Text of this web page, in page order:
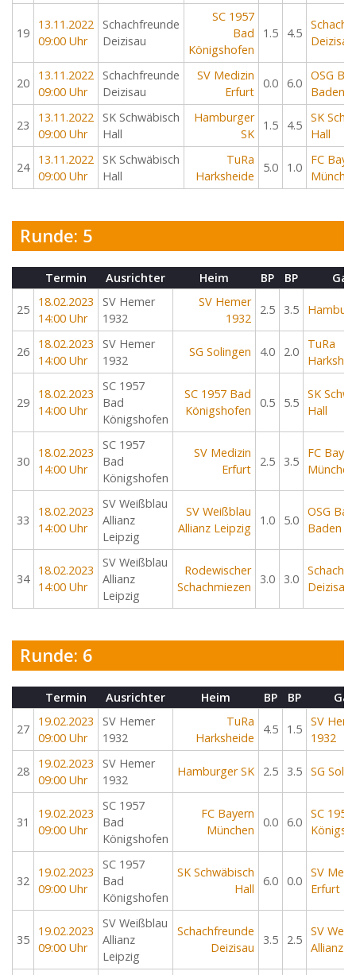
19
13.11.2022
09:00 Uhr
Schachfreunde
Deizisau
SC 1957
Bad
Königshofen
1.5 4.5
Deizisau
20
13.11.2022
09:00 Uhr
Schachfreunde
Deizisau
SV Medizin
Erfurt
0.0 6.0
OSG
Baden
23
13.11.2022
09:00 Uhr
SK Schwäbisch
Hall
Hamburger
SK
1.5 4.5
SK
Hall
24
13.11.2022
09:00 Uhr
SK Schwäbisch
Hall
TuRa
Harksheide
5.0 1.0
FC
Runde: 5
Termin Ausrichter Heim BP BP
25
18.02.2023
14:00 Uhr
SV Hemer
1932
SV Hemer
1932
2.5 3.5
26
18.02.2023
14:00 Uhr
SV Hemer
1932
SG Solingen 4.0 2.0
TuRa
29
18.02.2023
14:00 Uhr
SC 1957
Bad
Königshofen
SC 1957 Bad
Königshofen
0.5 5.5
SK
Hall
30
18.02.2023
14:00 Uhr
SC 1957
Bad
Königshofen
SV Medizin
Erfurt
2.5 3.5
FC
München
33
18.02.2023
14:00 Uhr
SV Weißblau
Allianz
Leipzig
SV Weißblau
Allianz Leipzig
1.0 5.0
OSG
Baden
34
18.02.2023
14:00 Uhr
SV Weißblau
Allianz
Leipzig
Rodewischer
Schachmiezen
3.0 3.0
Deizisau
Runde: 6
Termin Ausrichter Heim BP BP
27
19.02.2023
09:00 Uhr
SV Hemer
1932
TuRa
Harksheide
4.5 1.5
SV
1932
28
19.02.2023
09:00 Uhr
SV Hemer
1932
Hamburger SK 2.5 3.5 SG
31
19.02.2023
09:00 Uhr
SC 1957
Bad
Königshofen
FC Bayern
München
0.0 6.0
SC
32
19.02.2023
09:00 Uhr
SC 1957
Bad
Königshofen
SK Schwäbisch
Hall
6.0 0.0
SV
Erfurt
35
19.02.2023
09:00 Uhr
SV Weißblau
Allianz
Leipzig
Schachfreunde
Deizisau
3.5 2.5
SV
Allianz